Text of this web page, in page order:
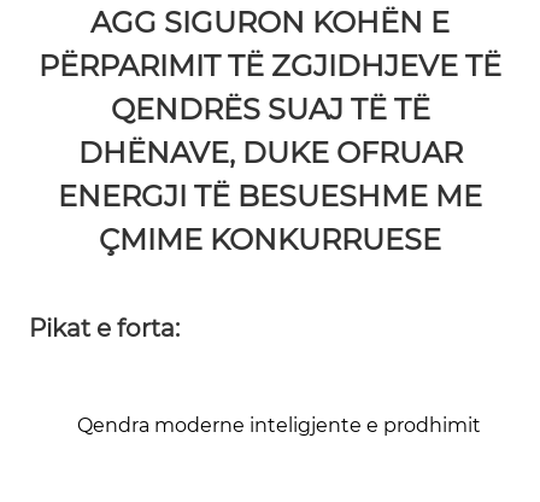
AGG SIGURON KOHËN E
PËRPARIMIT TË ZGJIDHJEVE TË
QENDRËS SUAJ TË TË
DHËNAVE, DUKE OFRUAR
ENERGJI TË BESUESHME ME
ÇMIME KONKURRUESE
Pikat e forta:
Qendra moderne inteligjente e prodhimit